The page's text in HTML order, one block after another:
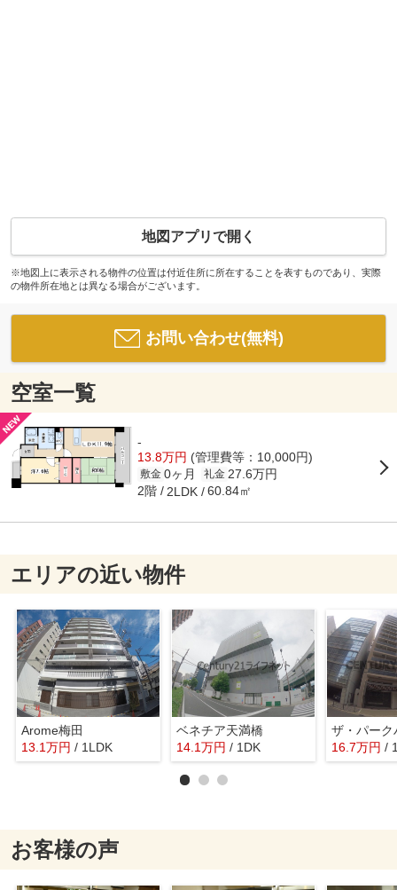
地図アプリで開く
※地図上に表示される物件の位置は付近住所に所在することを表すものであり、実際
の物件所在地とは異なる場合がございます。
お問い合わせ(無料)
空室一覧
-
13.8万円 (管理費等：10,000円)
敷金 0ヶ月 礼金 27.6万円
2階 2LDK 60.84㎡
エリアの近い物件
Arome梅田
13.1万円 / 1LDK
ベネチア天満橋
14.1万円 / 1DK 16.7万円 /
お客様の声